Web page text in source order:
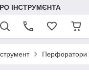
ІНСТРУМЄНТА
Перфоратори